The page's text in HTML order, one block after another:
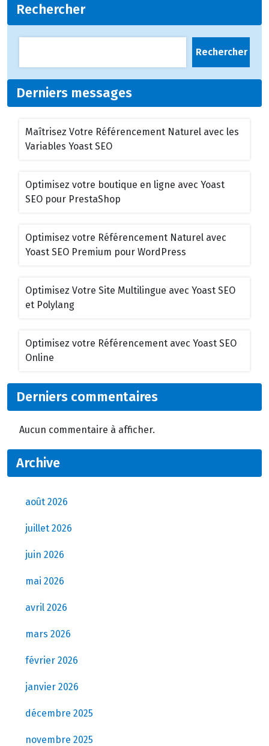
Rechercher
Rechercher
Derniers messages
Maîtrisez Votre Référencement Naturel avec les
Variables Yoast SEO
Optimisez votre boutique en ligne avec Yoast
SEO pour PrestaShop
Optimisez votre Référencement Naturel avec
Yoast SEO Premium pour WordPress
Optimisez Votre Site Multilingue avec Yoast SEO
et Polylang
Optimisez votre Référencement avec Yoast SEO
Online
Derniers commentaires
Aucun commentaire à afficher.
Archive
août 2026
juillet 2026
juin 2026
mai 2026
avril 2026
mars 2026
février 2026
janvier 2026
décembre 2025
novembre 2025